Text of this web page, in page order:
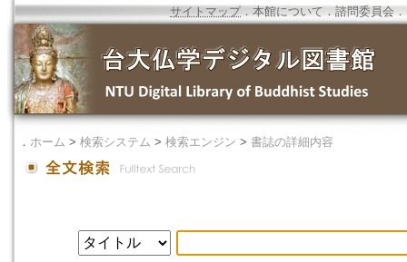
サイトマップ．本館について ． 諮問委員会 ．
． ホーム > 検索システム > 検索エンジン > 書誌の詳細内容